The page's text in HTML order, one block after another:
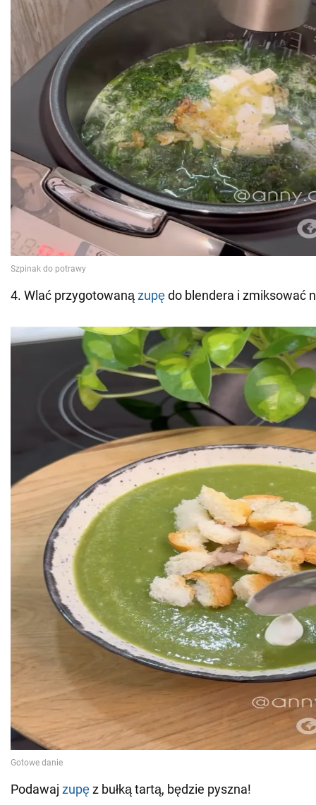
4. Wlać przygotowanązupędo blendera i zmiksować
Podawaj zupęz bułką tartą, będzie pyszna!